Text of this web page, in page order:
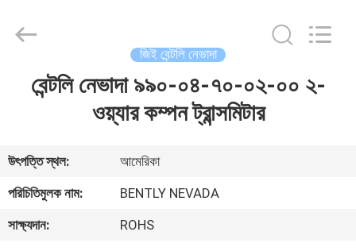
আমাদের
সম্পর্কে
জিই বেন্টলি নেভাদা
বেন্টলি নেভাদা ৯৯০-০৪-৭০-০২-০০ ২-
ওয়্যার কম্পন ট্রান্সমিটার
উৎপত্তি স্থল:
আমেরিকা
পরিচিতিমুলক নাম:
BENTLY NEVADA
সাক্ষ্যদান:
ROHS